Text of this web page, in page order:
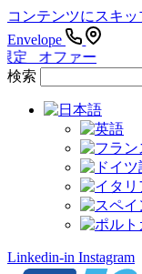
コンテンツにスキッ
Envelope
定 オファー
検索
Linkedin-in Instagram